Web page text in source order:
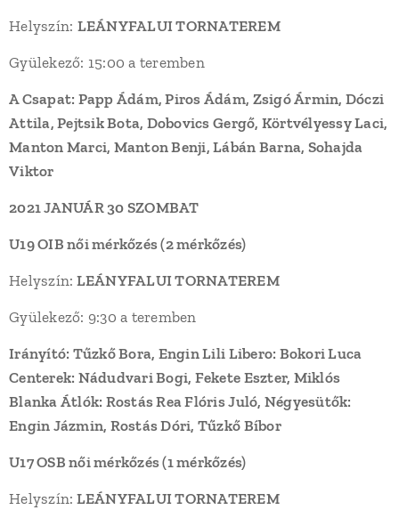
Helyszín: LEÁNYFALUI TORNATEREM
Gyülekező: 15:00 a teremben
A Csapat: Papp Ádám, Piros Ádám, Zsigó Ármin, Dóczi
Attila, Pejtsik Bota, Dobovics Gergő, Körtvélyessy Laci,
Manton Marci, Manton Benji, Lábán Barna, Sohajda
Viktor
2021 JANUÁR 30 SZOMBAT
U19 OIB női mérkőzés (2 mérkőzés)
Helyszín: LEÁNYFALUI TORNATEREM
Gyülekező: 9:30 a teremben
Irányító: Tűzkő Bora, Engin Lili Libero: Bokori Luca
Centerek: Nádudvari Bogi, Fekete Eszter, Miklós
Blanka Átlók: Rostás Rea Flóris Juló, Négyesütők:
Engin Jázmin, Rostás Dóri, Tűzkő Bíbor
U17 OSB női mérkőzés (1 mérkőzés)
Helyszín: LEÁNYFALUI TORNATEREM